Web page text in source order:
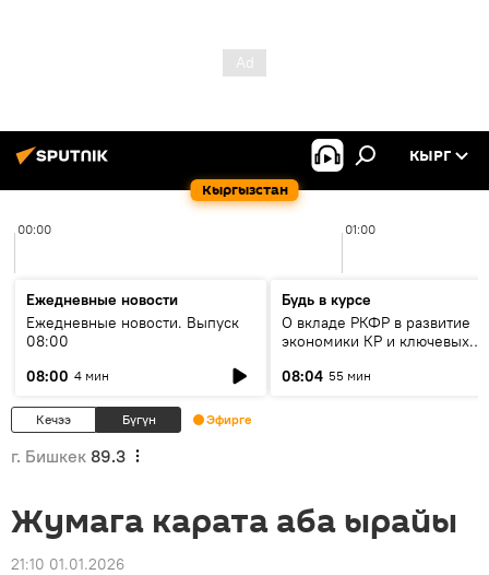
Кыргызстан
КЫРГ
00:00 01:00
Ежедневные новости
Ежедневные новости. Выпуск
08:00
08:00 4 мин
Будь в курсе
О вкладе РКФР в развитие
экономики КР и ключевых
08:04 55 мин
Кечээ Бүгүн Эфирге
г. Бишкек 89.3
Жумага карата аба ырайы
21:10 01.01.2026